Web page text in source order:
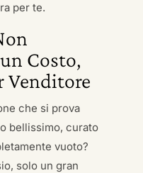
per te.
Costo,
Venditore
che si prova
bellissimo, curato
vuoto?
solo un gran